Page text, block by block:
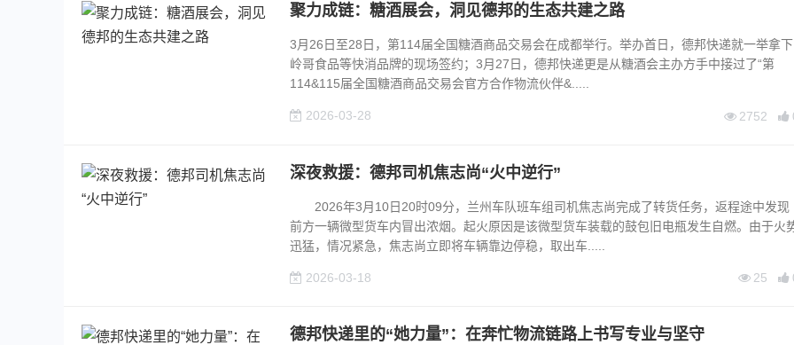
聚力成链：糖酒展会，洞见德邦的生态共建之路
3月26日至28日，第114届全国糖酒商品交易会在成都举行。举办首日，德邦快递就一举拿下
岭哥食品等快消品牌的现场签约；3月27日，德邦快递更是从糖酒会主办方手中接过了“第
114&115届全国糖酒商品交易会官方合作物流伙伴&.....
2026-03-28 2752
深夜救援：德邦司机焦志尚“火中逆行”
2026年3月10日20时09分，兰州车队班车组司机焦志尚完成了转货任务，返程途中发现
前方一辆微型货车内冒出浓烟。起火原因是该微型货车装载的鼓包旧电瓶发生自燃。由于火
迅猛，情况紧急，焦志尚立即将车辆靠边停稳，取出车.....
2026-03-18 25
德邦快递里的“她力量”：在奔忙物流链路上书写专业与坚守